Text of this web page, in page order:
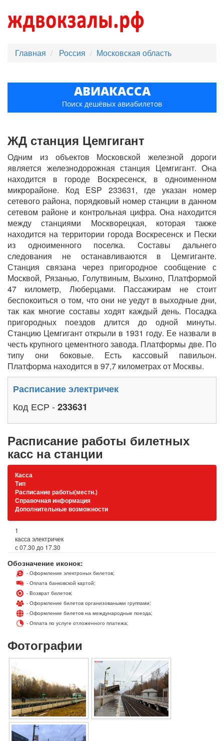
Главная Россия Московская область
АВИАКАССА
Поиск дешёвых авиабилетов
ЖД станция Цемгигант
Одним из объектов Московской железной дороги
является железнодорожная станция Цемгигант. Она
находится в городе Воскресенск, в одноименном
микрорайоне. Код ESP 233631, где указан номер
сетевого района, порядковый номер станции в данном
сетевом районе и контрольная цифра. Она находится
между станциями Москворецкая, которая также
находится на территории города Воскресенск и Пески
из одноименного поселка. Составы дальнего
следования не останавливаются в Цемгиганте.
Станция связана через пригородное сообщение с
Москвой, Рязанью, Голутвиным, Выхино, Платформой
47 километр, Люберцами. Пассажирам не стоит
беспокоиться о том, что они не уедут в выходные дни,
так как многие составы ходят каждый день. Посадка
пригородных поездов длится до одной минуты.
Станцию Цемгигант открыли в 1931 году. Ее назвали в
честь крупного цементного завода. Платформы две. По
типу они боковые. Есть кассовый павильон.
Платформа находится в 97,7 километрах от Москвы.
Расписание электричек
Код ЕСР - 233631
Расписание работы билетных
касс на станции
Касса
Тип
Расписание работы(местн.)
Справочная информация
Дополнительные возможности
1
касса электричек
с 07.30 до 17.30
Обозначение иконок:
- Оформление электроных билетов;
- Оплата банковской картой;
- Возврат билетов;
- Оформление билетов организоваными группами;
- Оформление билетов на международные поезда;
- Оплата по услуге отложенного платежа;
Фотографии